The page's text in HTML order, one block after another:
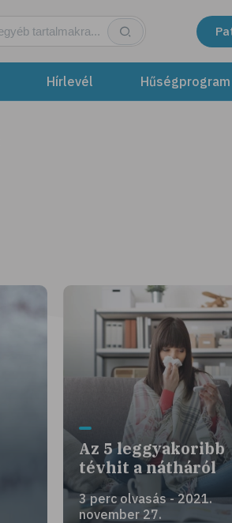
Hírlevél Hűségprogram
Az 5 leggyakoribb
tévhit a nátháról
3 perc olvasás - 2021.
november 27.